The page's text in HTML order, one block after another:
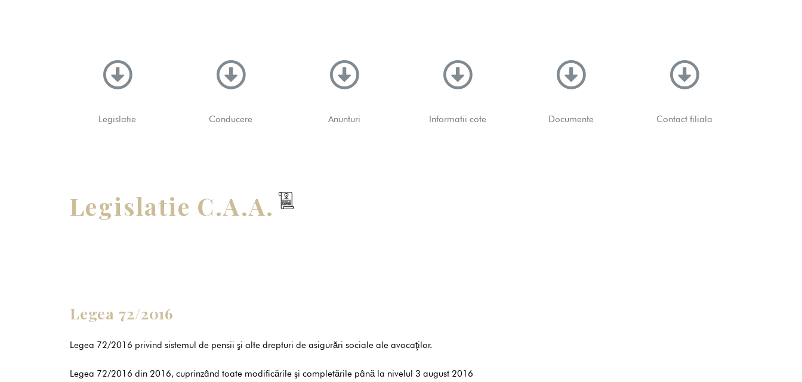
Legislatie Conducere Anunturi Informatii cote Documente Contact filiala
Legislatie C.A.A.
Legea 72/2016
Legea 72/2016 privind sistemul de pensii şi alte drepturi de asigurări sociale ale avocaţilor.
Legea 72/2016 din 2016, cuprinzând toate modificările şi completările până la nivelul 3 august 2016